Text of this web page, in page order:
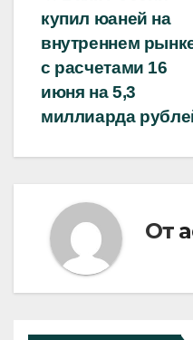
по
записям
купил юаней на
внутреннем
с расчетами 16
июня на 5,3
миллиарда
От